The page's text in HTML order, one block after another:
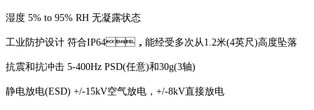
湿度 5% to 95% RH 无凝露状态
工业防护设计 符合IP64，能经受多次从1.2米(4英尺)高度坠落
抗震和抗冲击 5-400Hz PSD(任意)和30g(3轴)
静电放电(ESD) +/-15kV空气放电，+/-8kV直接放电